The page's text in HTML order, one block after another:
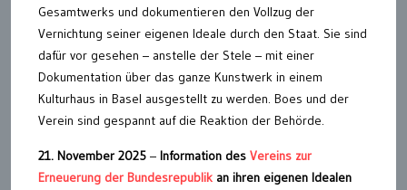
Gesamtwerks und dokumentieren den Vollzug der
Vernichtung seiner eigenen Ideale durch den Staat. Sie sind
dafür vor gesehen – anstelle der Stele – mit einer
Dokumentation über das ganze Kunstwerk in einem
Kulturhaus in Basel ausgestellt zu werden. Boes und der
Verein sind gespannt auf die Reaktion der Behörde.
21. November 2025 – Information des Vereins zur
Erneuerung der Bundesrepublik an ihren eigenen Idealen